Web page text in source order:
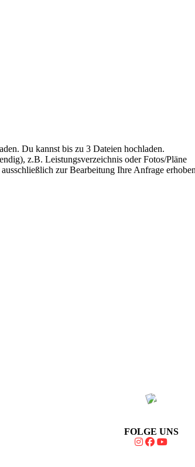
Du kannst bis zu 3 Dateien hochladen.
z.B. Leistungsverzeichnis oder Fotos/Pläne
zur Bearbeitung Ihre Anfrage
FOLGE UNS